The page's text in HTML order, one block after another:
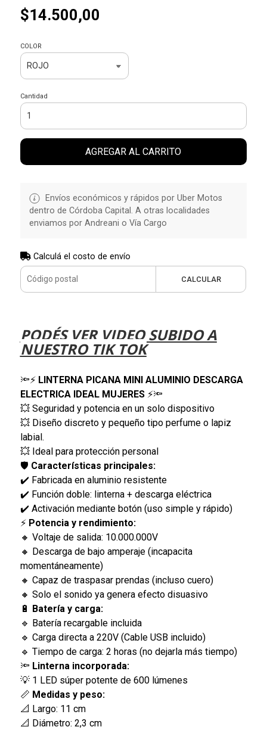
$14.500,00
COLOR
Cantidad
AGREGAR AL CARRITO
Envíos económicos y rápidos por Uber Motos
dentro de Córdoba Capital. A otras localidades
enviamos por Andreani o Vía Cargo
Calculá el costo de envío
CALCULAR
PODÉS VER VIDEO SUBIDO A
NUESTRO TIK TOK
🔦⚡ LINTERNA PICANA MINI ALUMINIO DESCARGA
ELECTRICA IDEAL MUJERES⚡🔦
💥 Seguridad y potencia en un solo dispositivo
💥 Diseño discreto y pequeño tipo perfume o lapiz
labial.
💥 Ideal para protección personal
🛡️ Características principales:
✔️ Fabricada en aluminio resistente
✔️ Función doble: linterna + descarga eléctrica
✔️ Activación mediante botón (uso simple y rápido)
⚡ Potencia y rendimiento:
🔸 Voltaje de salida: 10.000.000V
🔸 Descarga de bajo amperaje (incapacita
momentáneamente)
🔸 Capaz de traspasar prendas (incluso cuero)
🔸 Solo el sonido ya genera efecto disuasivo
🔋 Batería y carga:
🔹 Batería recargable incluida
🔹 Carga directa a 220V (Cable USB incluido)
🔹 Tiempo de carga: 2 horas (no dejarla más tiempo)
🔦 Linterna incorporada:
💡 1 LED súper potente de 600 lúmenes
📏 Medidas y peso:
📐 Largo: 11 cm
📐 Diámetro: 2,3 cm